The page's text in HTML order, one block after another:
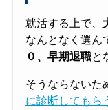
就活する上で、
なんとなく選ん
０、早期退職と
そうならないた
に診断してもら